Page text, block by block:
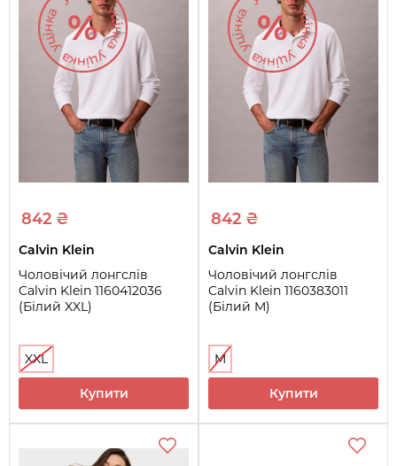
842 ₴
Calvin Klein
Чоловічий лонгслів
Calvin Klein 1160412036
(Білий XXL)
XXL
Купити
842 ₴
Calvin Klein
Чоловічий лонгслів
Calvin Klein 1160383011
(Білий M)
M
Купити